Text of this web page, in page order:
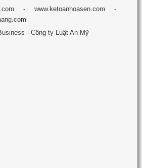
- www.ketoanhoasen.com -
- Công ty Luật An Mỹ